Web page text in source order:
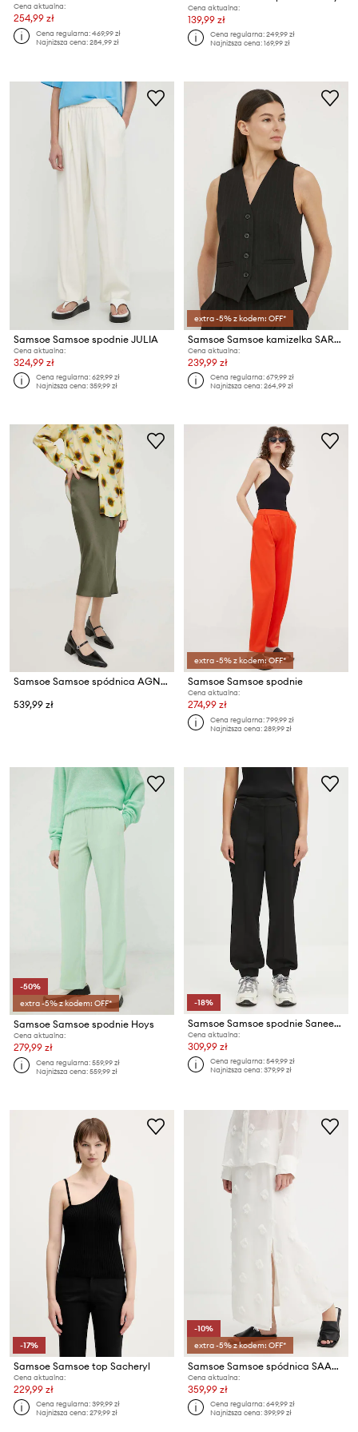
Cena aktualna:
254,99 zł
Cena regularna:469,99 zł
Najniższa cena:284,99 zł
Cena aktualna:
139,99 zł
Cena regularna:249,99 zł
Najniższa cena:169,99 zł
Samsoe Samsoe spodnie JULIA
Cena aktualna:
324,99 zł
Cena regularna:629,99 zł
Najniższa cena:359,99 zł
extra -5% z kodem: OFF*
Samsoe Samsoe kamizelka SARAMONA
Cena aktualna:
239,99 zł
Cena regularna:679,99 zł
Najniższa cena:264,99 zł
Samsoe Samsoe spódnica AGNETA
539,99 zł
extra -5% z kodem: OFF*
Samsoe Samsoe spodnie
Cena aktualna:
274,99 zł
Cena regularna:799,99 zł
Najniższa cena:289,99 zł
-50%
extra -5% z kodem: OFF*
Samsoe Samsoe spodnie Hoys
Cena aktualna:
279,99 zł
Cena regularna:559,99 zł
Najniższa cena:559,99 zł
-18%
Samsoe Samsoe spodnie Saneem
Cena aktualna:
309,99 zł
Cena regularna:549,99 zł
Najniższa cena:379,99 zł
-17%
Samsoe Samsoe top Sacheryl
Cena aktualna:
229,99 zł
Cena regularna:399,99 zł
Najniższa cena:279,99 zł
-10%
extra -5% z kodem: OFF*
Samsoe Samsoe spódnica SAAGNETE
Cena aktualna:
359,99 zł
Cena regularna:649,99 zł
Najniższa cena:399,99 zł